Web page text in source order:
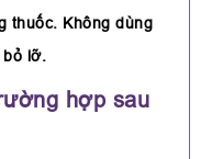
thuốc. Không dùng
bỏ lỡ.
hợp sau